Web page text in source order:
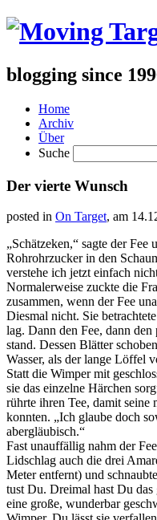
blogging since
Home
Archiv
Über
Suche
Der vierte Wunsch
posted in On Target, am
„Schätzeken,“ sagte der
Rohrohrzucker in den
verstehe ich jetzt einfach
Normalerweise zuckte die
zusammen, wenn der Fee
Diesmal nicht. Sie
lag. Dann den Fee, dann
stand. Dessen Blätter
Wasser, als der lange Löffel
Statt die Wimper mit
sie das einzelne Härchen
rührte ihren Tee, damit seine
konnten. „Ich glaube doch
abergläubisch.“
Fast unauffällig nahm der
Lidschlag auch die drei
Meter entfernt) und
tust Du. Dreimal hast Du das
eine große, wunderbar